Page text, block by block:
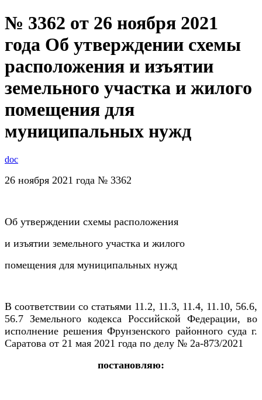
№ 3362 от 26 ноября 2021
года Об утверждении схемы
расположения и изъятии
земельного участка и жилого
помещения для
муниципальных нужд
doc
26 ноября 2021 года № 3362
Об утверждении схемы расположения
и изъятии земельного участка и жилого
помещения для муниципальных нужд
В соответствии со статьями 11.2, 11.3, 11.4, 11.10, 56.6,
56.7 Земельного кодекса Российской Федерации, во
исполнение решения Фрунзенского районного суда г.
Саратова от 21 мая 2021 года по делу № 2а-873/2021
постановляю: